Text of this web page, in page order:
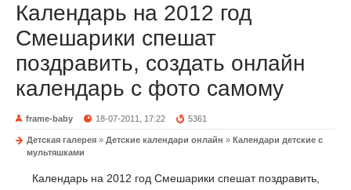
Календарь на 2012 год
Смешарики спешат
поздравить, создать онлайн
календарь с фото самому
frame-baby 18-07-2011, 17:22 5361
Детская галерея » Детские календари онлайн » Календари детские с
мультяшками
Календарь на 2012 год Смешарики спешат поздравить,